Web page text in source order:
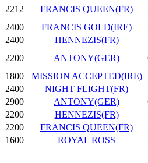
2212 FRANCIS QUEEN(FR)
2400 FRANCIS GOLD(IRE)
2400 HENNEZIS(FR)
2200 ANTONY(GER)
1800 MISSION ACCEPTED(IRE)
2400 NIGHT FLIGHT(FR)
2900 ANTONY(GER)
2200 HENNEZIS(FR)
2200 FRANCIS QUEEN(FR)
1600 ROYAL ROSS